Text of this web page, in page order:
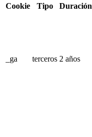
Cookie
Tipo Duración
_ga terceros 2 años